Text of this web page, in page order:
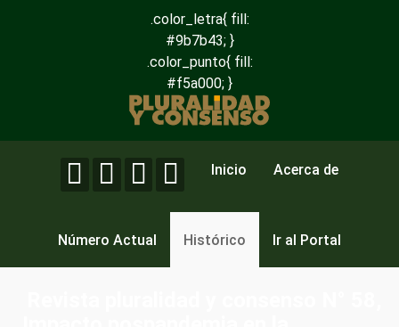
.color_letra{ fill:
#9b7b43; }
.color_punto{ fill:
#f5a000; }
Inicio Acerca de
Número Actual Histórico Ir al Portal